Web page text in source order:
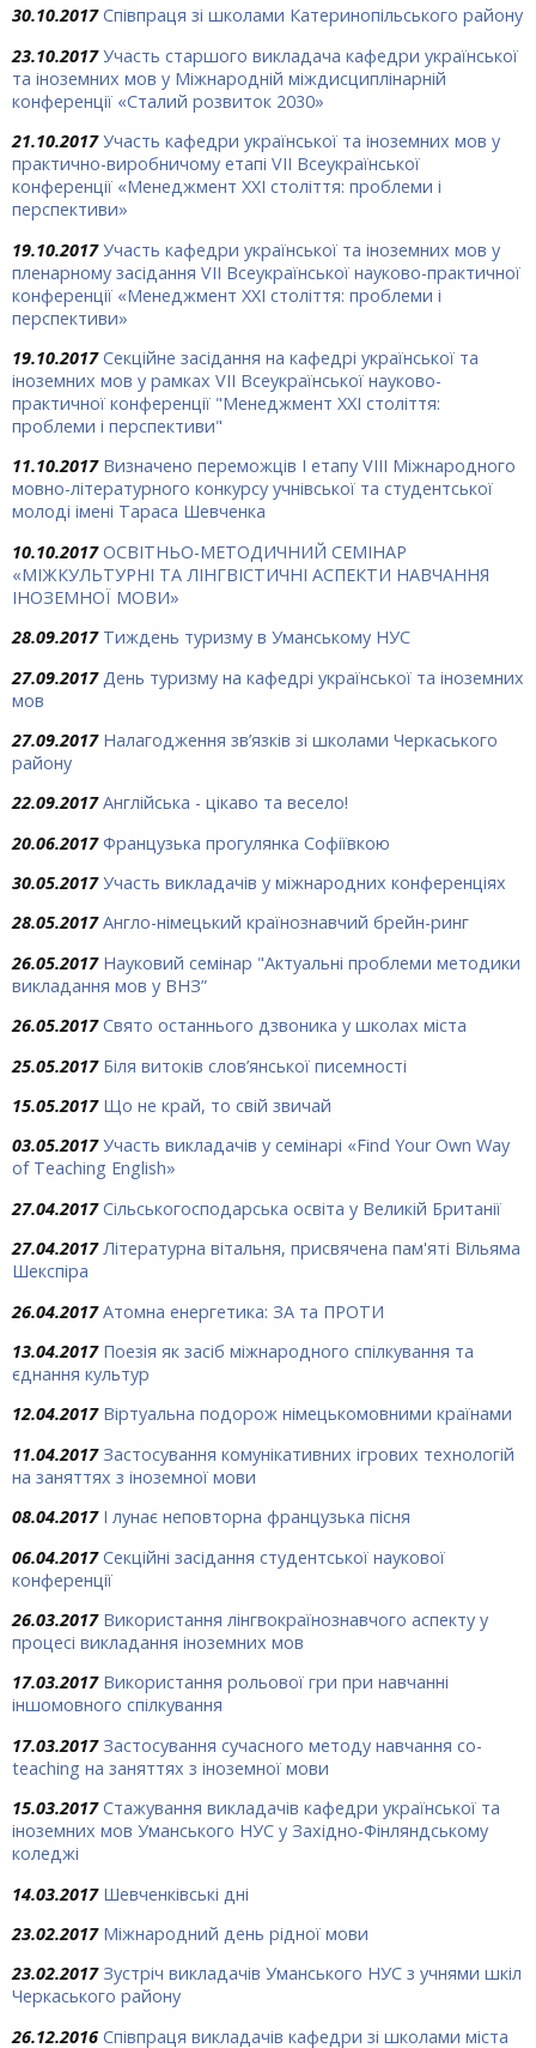
30.10.2017 Співпраця зі школами Катеринопільського району
23.10.2017 Участь старшого викладача кафедри української
та іноземних мов у Міжнародній міждисциплінарній
конференції «Сталий розвиток 2030»
21.10.2017 Участь кафедри української та іноземних мов у
практично-виробничому етапі VII Всеукраїнської
конференції «Менеджмент ХХІ століття: проблеми і
перспективи»
19.10.2017 Участь кафедри української та іноземних мов у
пленарному засідання VII Всеукраїнської науково-практичної
конференції «Менеджмент ХХІ століття: проблеми і
перспективи»
19.10.2017 Секційне засідання на кафедрі української та
іноземних мов у рамках VІІ Всеукраїнської науково-
практичної конференції "Менеджмент ХХІ століття:
проблеми і перспективи"
11.10.2017 Визначено переможців І етапу VIII Міжнародного
мовно-літературного конкурсу учнівської та студентської
молоді імені Тараса Шевченка
10.10.2017 ОСВІТНЬО-МЕТОДИЧНИЙ СЕМІНАР
«МІЖКУЛЬТУРНІ ТА ЛІНГВІСТИЧНІ АСПЕКТИ НАВЧАННЯ
ІНОЗЕМНОЇ МОВИ»
28.09.2017 Тиждень туризму в Уманському НУС
27.09.2017 День туризму на кафедрі української та іноземних
мов
27.09.2017 Налагодження зв’язків зі школами Черкаського
району
22.09.2017 Англійська - цікаво та весело!
20.06.2017 Французька прогулянка Софіївкою
30.05.2017 Участь викладачів у міжнародних конференціях
28.05.2017 Англо-німецький країнознавчий брейн-ринг
26.05.2017 Науковий семінар "Актуальні проблеми методики
викладання мов у ВНЗ”
26.05.2017 Свято останнього дзвоника у школах міста
25.05.2017 Біля витоків слов’янської писемності
15.05.2017 Що не край, то свій звичай
03.05.2017 Участь викладачів у семінарі «Find Your Own Way
of Teaching English»
27.04.2017 Сільськогосподарська освіта у Великій Британії
27.04.2017 Літературна вітальня, присвячена пам'яті Вільяма
Шекспіра
26.04.2017 Атомна енергетика: ЗА та ПРОТИ
13.04.2017 Поезія як засіб міжнародного спілкування та
єднання культур
12.04.2017 Віртуальна подорож німецькомовними країнами
11.04.2017 Застосування комунікативних ігрових технологій
на заняттях з іноземної мови
08.04.2017 І лунає неповторна французька пісня
06.04.2017 Секційні засідання студентської наукової
конференції
26.03.2017 Використання лінгвокраїнознавчого аспекту у
процесі викладання іноземних мов
17.03.2017 Використання рольової гри при навчанні
іншомовного спілкування
17.03.2017 Застосування сучасного методу навчання co-
teaching на заняттях з іноземної мови
15.03.2017 Стажування викладачів кафедри української та
іноземних мов Уманського НУС у Західно-Фінляндському
коледжі
14.03.2017 Шевченківські дні
23.02.2017 Міжнародний день рідної мови
23.02.2017 Зустріч викладачів Уманського НУС з учнями шкіл
Черкаського району
26.12.2016 Співпраця викладачів кафедри зі школами міста